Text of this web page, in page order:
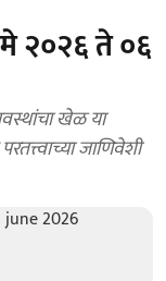
मे २०२६ ते ०६
खेळ या
जाणिवेशी